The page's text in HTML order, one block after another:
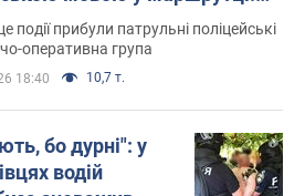
склала адмінпротокол.
події прибули патрульні поліцейські
оперативна група
18:40 10,7 т.
бо дурні": у
водій